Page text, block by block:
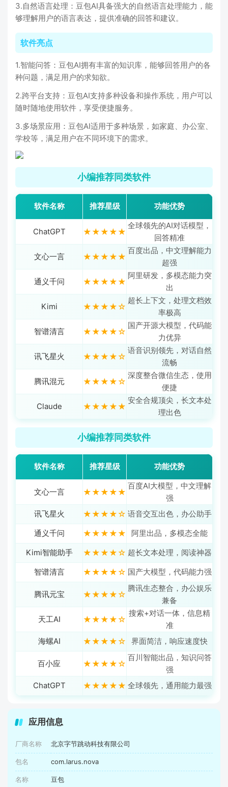
3.自然语言处理：豆包AI具备强大的自然语言处理能力，能
够理解用户的语言表达，提供准确的回答和建议。
软件亮点
1.智能问答：豆包AI拥有丰富的知识库，能够回答用户的各
种问题，满足用户的求知欲。
2.跨平台支持：豆包AI支持多种设备和操作系统，用户可以
随时随地使用软件，享受便捷服务。
3.多场景应用：豆包AI适用于多种场景，如家庭、办公室、
学校等，满足用户在不同环境下的需求。
小编推荐同类软件
软件名称 推荐星级 功能优势
ChatGPT ★★★★★
全球领先的AI对话模型，
回答精准
文心一言
★★★★★
百度出品，中文理解能力
超强
通义千问
★★★★★
阿里研发，多模态能力突
出
Kimi
★★★★☆
超长上下文，处理文档效
率极高
智谱清言
★★★★☆
国产开源大模型，代码能
力优异
讯飞星火
★★★★☆
语音识别领先，对话自然
流畅
腾讯混元
★★★★☆
深度整合微信生态，使用
便捷
Claude
★★★★★
安全合规顶尖，长文本处
理出色
小编推荐同类软件
软件名称 推荐星级 功能优势
文心一言 ★★★★★
百度AI大模型，中文理解
强
讯飞星火
★★★★☆ 语音交互出色，办公助手
通义千问
★★★★★
阿里出品，多模态全能
Kimi智能助手
★★★★☆ 超长文本处理，阅读神器
智谱清言
★★★★☆ 国产大模型，代码能力强
腾讯元宝 ★★★★☆
腾讯生态整合，办公娱乐
兼备
天工AI
★★★★☆
搜索+对话一体，信息精
准
海螺AI
★★★★☆ 界面简洁，响应速度快
百小应 ★★★★☆
百川智能出品，知识问答
强
ChatGPT
★★★★★ 全球领先，通用能力最强
应用信息
厂商名称 北京字节跳动科技有限公司
包名 com.larus.nova
名称 豆包